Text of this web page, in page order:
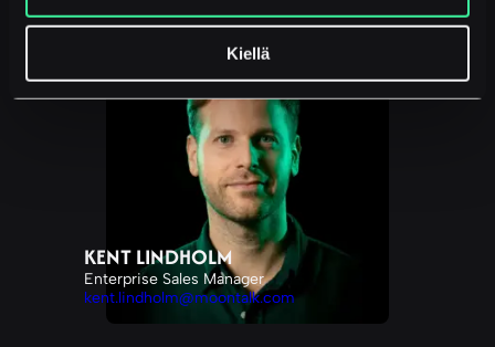
Kiellä
KENT LINDHOLM
Enterprise Sales Manager
kent.lindholm@moontalk.com